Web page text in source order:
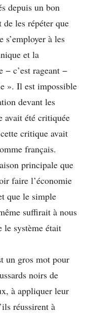
depuis un bon
les répéter que
s’employer à les
et la
− c’est rageant −
». Il est impossible
devant les
avait été critiquée
critique avait
français.
principale que
faire l’économie
que le simple
suffirait à nous
le système était
un gros mot pour
noirs de
à appliquer leur
réussirent à